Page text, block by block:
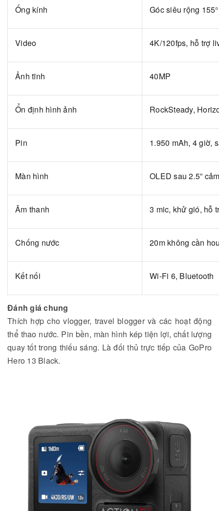
Ống kính Góc siêu rộng 155°
Video 4K/120fps, hỗ trợ
Ảnh tĩnh 40MP
Ổn định hình ảnh RockSteady,
Pin 1.950 mAh, 4 giờ,
Màn hình OLED sau 2.5”
Âm thanh 3 mic, khử gió, hỗ
Chống nước 20m không cần
Kết nối Wi-Fi 6, Bluetooth
Đánh giá chung
Thích hợp cho vlogger, travel blogger và các hoạt động
thể thao nước. Pin bền, màn hình kép tiện lợi, chất lượng
quay tốt trong thiếu sáng. Là đối thủ trực tiếp của GoPro
Hero 13 Black.